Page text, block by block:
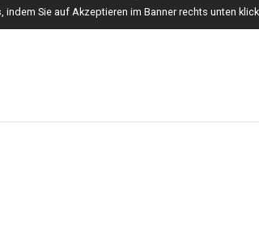
indem Sie auf Akzeptieren im Banner rechts unten